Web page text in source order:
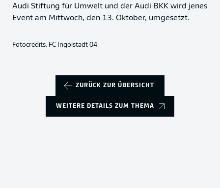
Audi Stiftung für Umwelt und der Audi BKK wird jenes
Event am Mittwoch, den 13. Oktober, umgesetzt.
Fotocredits: FC Ingolstadt 04
ZURÜCK ZUR ÜBERSICHT
WEITERE DETAILS ZUM THEMA